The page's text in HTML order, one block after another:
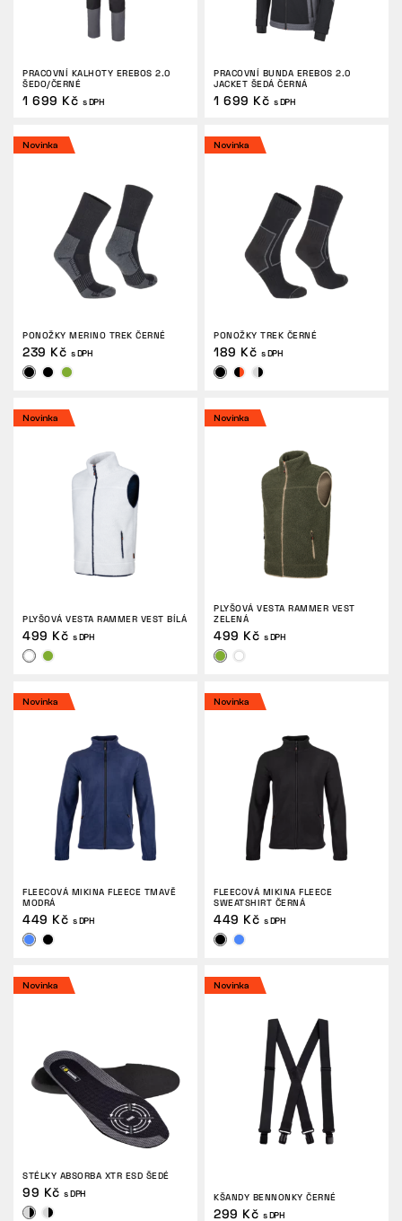
PRACOVNÍ KALHOTY EREBOS 2.0
ŠEDO/ČERNÉ
1 699 Kč s DPH
PRACOVNÍ BUNDA EREBOS 2.0
JACKET ŠEDÁ ČERNÁ
1 699 Kč s DPH
Novinka
PONOŽKY MERINO TREK ČERNÉ
239 Kč s DPH
Novinka
PONOŽKY TREK ČERNÉ
189 Kč s DPH
Novinka
PLYŠOVÁ VESTA RAMMER VEST BÍLÁ
499 Kč s DPH
Novinka
PLYŠOVÁ VESTA RAMMER VEST
ZELENÁ
499 Kč s DPH
Novinka
FLEECOVÁ MIKINA FLEECE TMAVĚ
MODRÁ
449 Kč s DPH
Novinka
FLEECOVÁ MIKINA FLEECE
SWEATSHIRT ČERNÁ
449 Kč s DPH
Novinka
STÉLKY ABSORBA XTR ESD ŠEDÉ
99 Kč s DPH
Novinka
KŠANDY BENNONKY ČERNÉ
299 Kč s DPH